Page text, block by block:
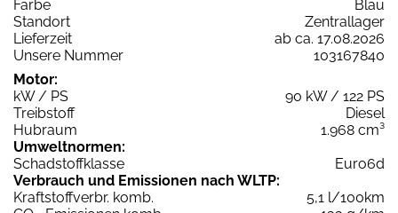
Farbe
Blau
Standort
Zentrallager
Lieferzeit
ab ca. 17.08.2026
Unsere Nummer
103167840
Motor:
kW / PS
90 kW / 122 PS
Treibstoff
Diesel
Hubraum
1.968 cm³
Umweltnormen:
Schadstoffklasse
Euro6d
Verbrauch und Emissionen nach WLTP:
Kraftstoffverbr. komb.
5,1 l/100km